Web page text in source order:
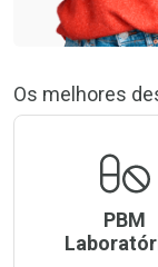
Os melhores
PBM